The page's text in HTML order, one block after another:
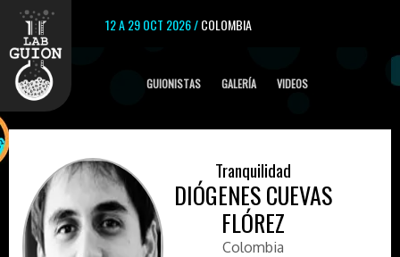
12 A 29 OCT 2026 /COLOMBIA
GUIONISTAS GALERÍA VIDEOS
Tranquilidad
DIÓGENES CUEVAS
FLÓREZ
Colombia